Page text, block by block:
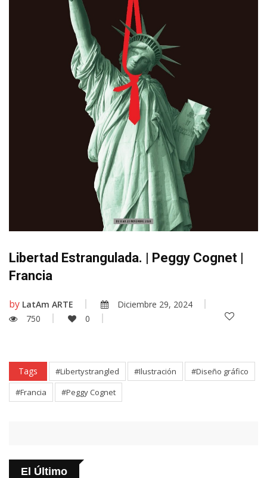
Libertad Estrangulada. | Peggy Cognet |
Francia
by LatAm ARTE
Diciembre 29, 2024
750
0
Tags #Libertystrangled #Ilustración
#Diseño gráfico
#Francia
#Peggy Cognet
El Último